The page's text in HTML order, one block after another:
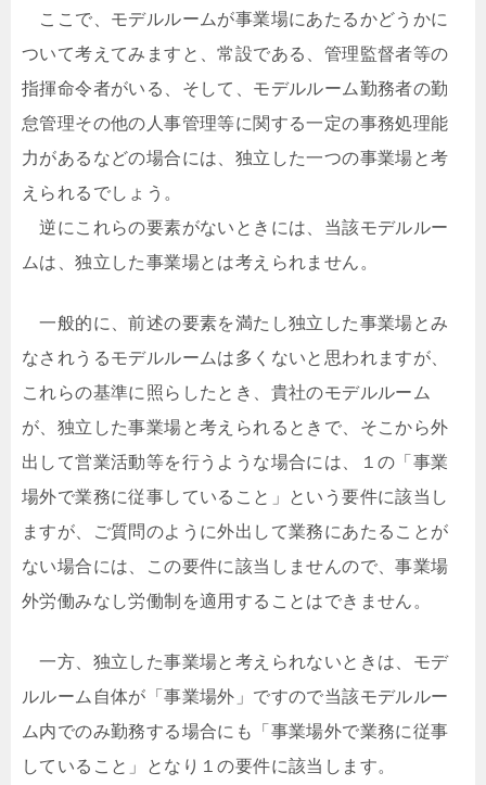
ここで、モデルルームが事業場にあたるかどうかに
ついて考えてみますと、常設である、管理監督者等の
指揮命令者がいる、そして、モデルルーム勤務者の勤
怠管理その他の人事管理等に関する一定の事務処理能
力があるなどの場合には、独立した一つの事業場と考
えられるでしょう。
逆にこれらの要素がないときには、当該モデルルー
ムは、独立した事業場とは考えられません。
一般的に、前述の要素を満たし独立した事業場とみ
なされうるモデルルームは多くないと思われますが、
これらの基準に照らしたとき、貴社のモデルルーム
が、独立した事業場と考えられるときで、そこから外
出して営業活動等を行うような場合には、１の「事業
場外で業務に従事していること」という要件に該当し
ますが、ご質問のように外出して業務にあたることが
ない場合には、この要件に該当しませんので、事業場
外労働みなし労働制を適用することはできません。
一方、独立した事業場と考えられないときは、モデ
ルルーム自体が「事業場外」ですので当該モデルルー
ム内でのみ勤務する場合にも「事業場外で業務に従事
していること」となり１の要件に該当します。